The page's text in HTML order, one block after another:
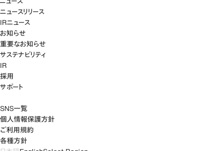
ニュースリリース
IRニュース
お知らせ
重要なお知らせ
サステナビリティ
IR
採用
サポート
SNS一覧
個人情報保護方針
ご利用規約
各種方針